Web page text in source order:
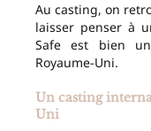
Au casting, on
laisser penser à
Safe est bien
Royaume-Uni.
Un casting
Uni